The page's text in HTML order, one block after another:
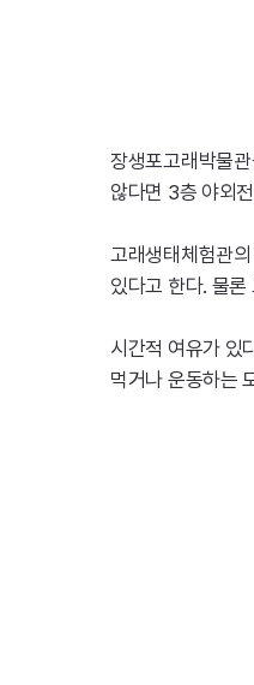
장생포고래박물
않다면 3층 야외
고래생태체험관
있다고 한다. 물
시간적 여유가 있
먹거나 운동하는